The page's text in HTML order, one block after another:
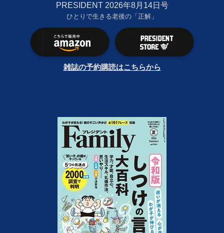
PRESIDENT 2026年8月14日号
ひとりで生きる老後の「正解」
雑誌の予約購読はこちらから